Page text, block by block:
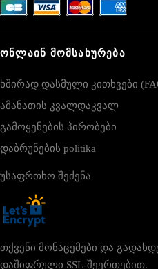
ᲝᲜᲚᲐᲘᲜ ᲛᲝᲛᲡᲐᲮᲣᲠᲔᲑᲐ
ხშირად დასმული კითხვები
ამანათის კვალდაკვალ
გამოყენების პირობები
დაბრუნების politika
უსაფრთხო შეძენა
თქვენი მონაცემები და
დაშიფრული SSL-შეერთებით.